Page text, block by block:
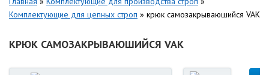
Комплектующие для цепных строп » крюк самозакрываюшийся VAK
КРЮК САМОЗАКРЫВАЮШИЙСЯ VAK